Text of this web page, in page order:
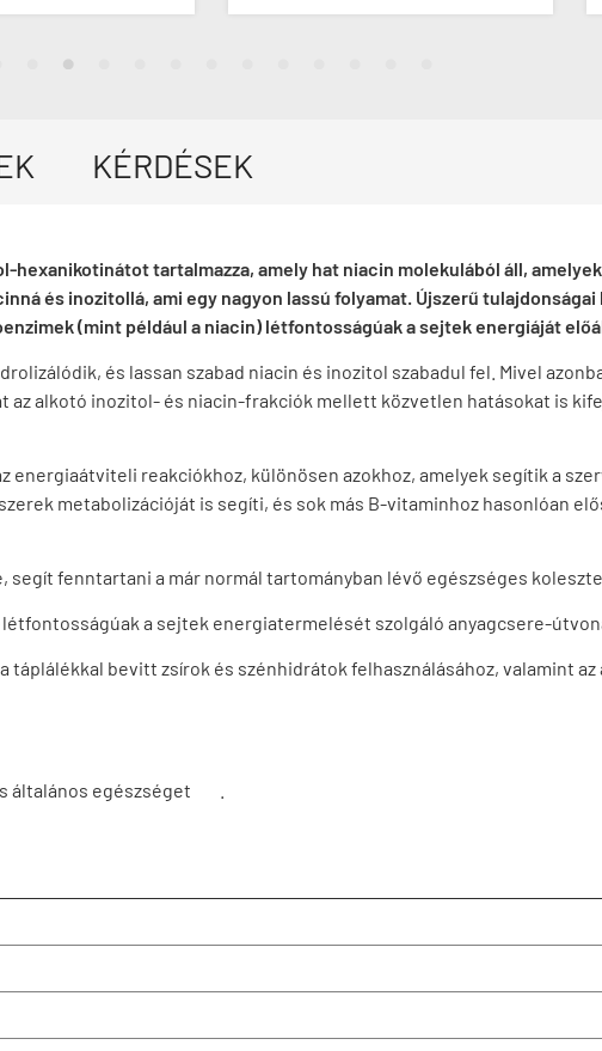
KÉRDÉSEK
hexanikotinátot tartalmazza, amely hat niacin molekulából áll,
és inozitollá, ami egy nagyon lassú folyamat. Újszerű
(mint például a niacin) létfontosságúak a sejtek energiáját
és lassan szabad niacin és inozitol szabadul fel. Mivel
az alkotó inozitol- és niacin-frakciók mellett közvetlen hatásokat is
energiaátviteli reakciókhoz, különösen azokhoz, amelyek segítik a
metabolizációját is segíti, és sok más B-vitaminhoz hasonlóan
fenntartani a már normál tartományban lévő egészséges
a sejtek energiatermelését szolgáló anyagcsere-
táplálékkal bevitt zsírok és szénhidrátok felhasználásához, valamint
általános egészséget .